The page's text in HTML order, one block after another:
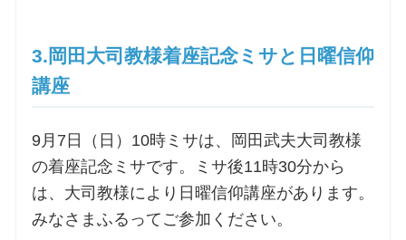
ご利用にあたって
交通・アクセス
3.岡田大司教様着座記念ミサと日曜信仰
講座
9月7日（日）10時ミサは、岡田武夫大司教様
の着座記念ミサです。ミサ後11時30分から
は、大司教様により日曜信仰講座があります。
みなさまふるってご参加ください。